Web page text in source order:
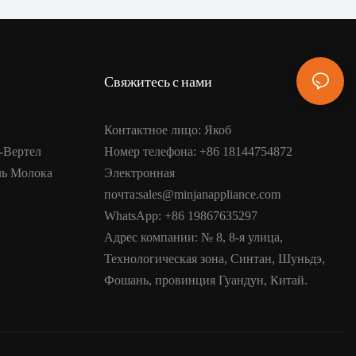
Вертел
Молока
Свяжитесь с нами
Контактное лицо: Якоб
Номер телефона: +86 18144754872
Электронная
почта:sales@minjanappliance.com
WhatsApp: +86 19867635297
Адрес компании: № 8, 8-я улица,
Технологическая зона, Синтан, Шуньдэ,
Фошань, провинция Гуандун, Китай.